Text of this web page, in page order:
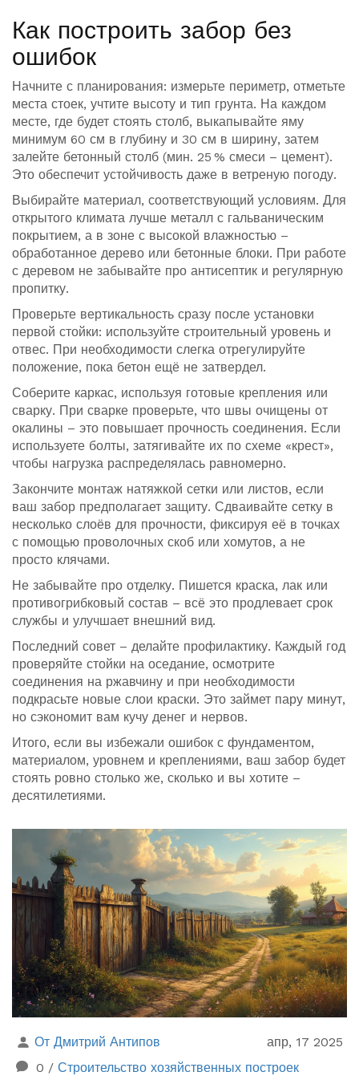
Как построить забор без
ошибок
Начните с планирования: измерьте периметр, отметьте
места стоек, учтите высоту и тип грунта. На каждом
месте, где будет стоять столб, выкапывайте яму
минимум 60 см в глубину и 30 см в ширину, затем
залейте бетонный столб (мин. 25 % смеси – цемент).
Это обеспечит устойчивость даже в ветреную погоду.
Выбирайте материал, соответствующий условиям. Для
открытого климата лучше металл с гальваническим
покрытием, а в зоне с высокой влажностью –
обработанное дерево или бетонные блоки. При работе
с деревом не забывайте про антисептик и регулярную
пропитку.
Проверьте вертикальность сразу после установки
первой стойки: используйте строительный уровень и
отвес. При необходимости слегка отрегулируйте
положение, пока бетон ещё не затвердел.
Соберите каркас, используя готовые крепления или
сварку. При сварке проверьте, что швы очищены от
окалины – это повышает прочность соединения. Если
используете болты, затягивайте их по схеме «крест»,
чтобы нагрузка распределялась равномерно.
Закончите монтаж натяжкой сетки или листов, если
ваш забор предполагает защиту. Сдваивайте сетку в
несколько слоёв для прочности, фиксируя её в точках
с помощью проволочных скоб или хомутов, а не
просто клячами.
Не забывайте про отделку. Пишется краска, лак или
противогрибковый состав – всё это продлевает срок
службы и улучшает внешний вид.
Последний совет – делайте профилактику. Каждый год
проверяйте стойки на оседание, осмотрите
соединения на ржавчину и при необходимости
подкрасьте новые слои краски. Это займет пару минут,
но сэкономит вам кучу денег и нервов.
Итого, если вы избежали ошибок с фундаментом,
материалом, уровнем и креплениями, ваш забор будет
стоять ровно столько же, сколько и вы хотите –
десятилетиями.
От Дмитрий Антипов
апр, 17 2025
0 / Строительство хозяйственных построек